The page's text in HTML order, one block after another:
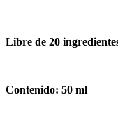
Libre de 20
Contenido: 50 ml